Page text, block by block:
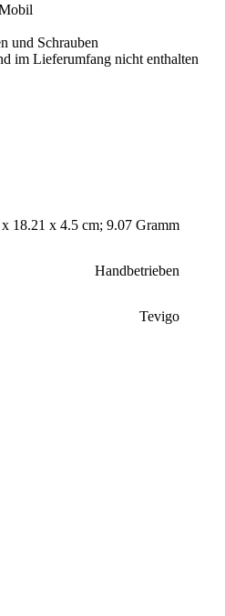
und Schrauben
im Lieferumfang nicht enthalten
18.21 x 4.5 cm; 9.07 Gramm
‎Handbetrieben
‎Tevigo